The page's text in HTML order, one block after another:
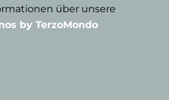
über unsere
by TerzoMondo